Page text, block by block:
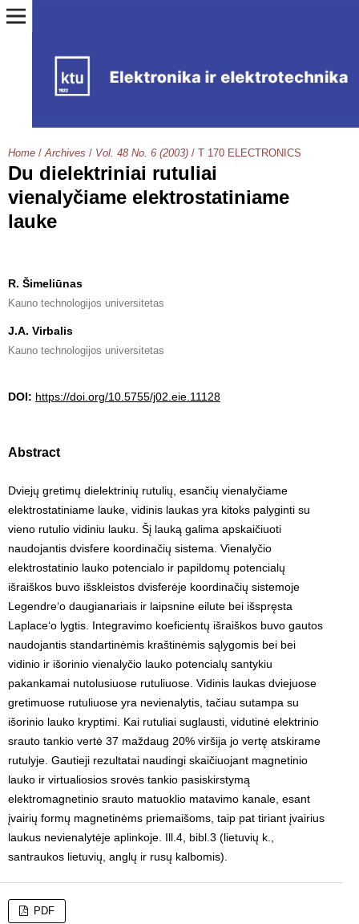
Home / Archives / Vol. 48 No. 6 (2003) / T 170 ELECTRONICS
Du dielektriniai rutuliai
vienalyčiame elektrostatiniame
lauke
R. Šimeliūnas
Kauno technologijos universitetas
J.A. Virbalis
Kauno technologijos universitetas
DOI: https://doi.org/10.5755/j02.eie.11128
Abstract
Dviejų gretimų dielektrinių rutulių, esančių vienalyčiame
elektrostatiniame lauke, vidinis laukas yra kitoks palyginti su
vieno rutulio vidiniu lauku. Šį lauką galima apskaičiuoti
naudojantis dvisfere koordinačių sistema. Vienalyčio
elektrostatinio lauko potencialo ir papildomų potencialų
išraiškos buvo išskleistos dvisferėje koordinačių sistemoje
Legendre‘o daugianariais ir laipsnine eilute bei išspręsta
Laplace‘o lygtis. Integravimo koeficientų išraiškos buvo gautos
naudojantis standartinėmis kraštinėmis sąlygomis bei bei
vidinio ir išorinio vienalyčio lauko potencialų santykiu
pakankamai nutolusiuose rutuliuose. Vidinis laukas dviejuose
gretimuose rutuliuose yra nevienalytis, tačiau sutampa su
išorinio lauko kryptimi. Kai rutuliai suglausti, vidutinė elektrinio
srauto tankio vertė 37 maždaug 20% viršija jo vertę atskirame
rutulyje. Gautieji rezultatai naudingi skaičiuojant magnetinio
lauko ir virtualiosios srovės tankio pasiskirstymą
elektromagnetinio srauto matuoklio matavimo kanale, esant
įvairių formų magnetinėms priemaišoms, taip pat tiriant įvairius
laukus nevienalytėje aplinkoje. Ill.4, bibl.3 (lietuvių k.,
santraukos lietuvių, anglų ir rusų kalbomis).
PDF